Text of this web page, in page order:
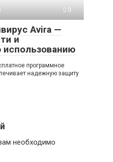
0
Avira —
и
программное
надежную защиту
необходимо